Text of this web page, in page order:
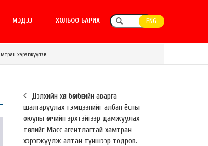
МЭДЭЭ ХОЛБОО БАРИХ ENG
хэрэгжүүлэв.
Дэлхийн хөл бөмбөгийн аварга
шалгаруулах тэмцээнийг албан ёсны
оюуны өмчийн эрхтэйгээр дамжуулах
төслийг Масс агентлагтай хамтран
хэрэгжүүлж алтан түншээр тодров.